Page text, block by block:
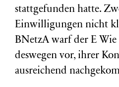
stattgefunden hatte.
Einwilligungen nicht
BNetzA warf der E
deswegen vor, ihrer
ausreichend